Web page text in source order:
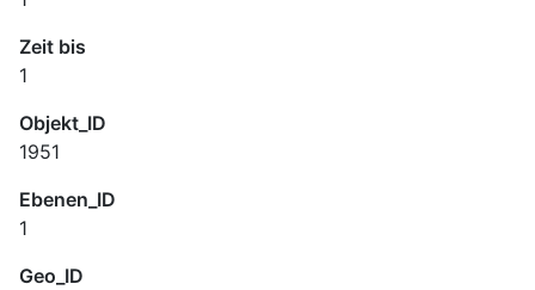
Zeit bis
1
Objekt_ID
1951
Ebenen_ID
1
Geo_ID